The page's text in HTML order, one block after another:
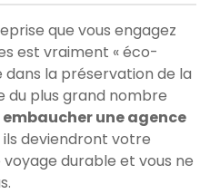
que vous engagez
est vraiment « éco-
la préservation de la
du plus grand nombre
embaucher une agence
ils deviendront votre
durable et vous ne